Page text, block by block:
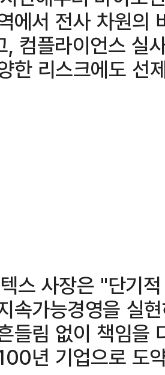
에서 전사 차원의
, 컴플라이언스 실
한 리스크에도 선
스 사장은 "단기
속가능경영을 실
들림 없이 책임을
년 기업으로 도